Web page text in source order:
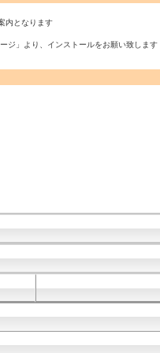
内となります
ジ」より、インストールをお願い致します